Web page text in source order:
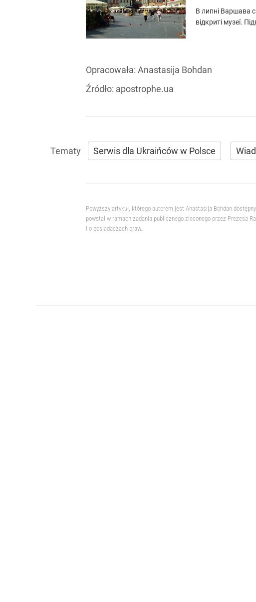
В липні Варшава
відкриті музеї.
Opracowała: Anastasija Bohdan
Źródło: apostrophe.ua
Serwis dla Ukraińców w Polsce
Powyższy artykuł, którego autorem jest Anastasija Bohdan
powstał w ramach zadania publicznego zleconego przez Prezesa
i o posiadaczach praw.